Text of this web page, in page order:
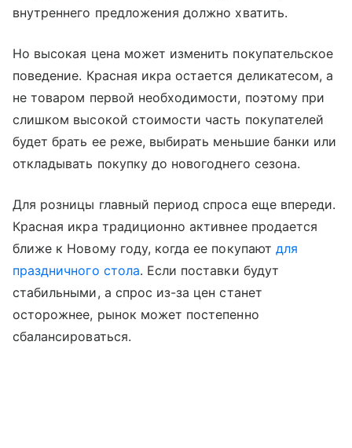
внутреннего предложения должно хватить.
Но высокая цена может изменить покупательское
поведение. Красная икра остается деликатесом, а
не товаром первой необходимости, поэтому при
слишком высокой стоимости часть покупателей
будет брать ее реже, выбирать меньшие банки или
откладывать покупку до новогоднего сезона.
Для розницы главный период спроса еще впереди.
Красная икра традиционно активнее продается
ближе к Новому году, когда ее покупают для
праздничного стола. Если поставки будут
стабильными, а спрос из-за цен станет
осторожнее, рынок может постепенно
сбалансироваться.